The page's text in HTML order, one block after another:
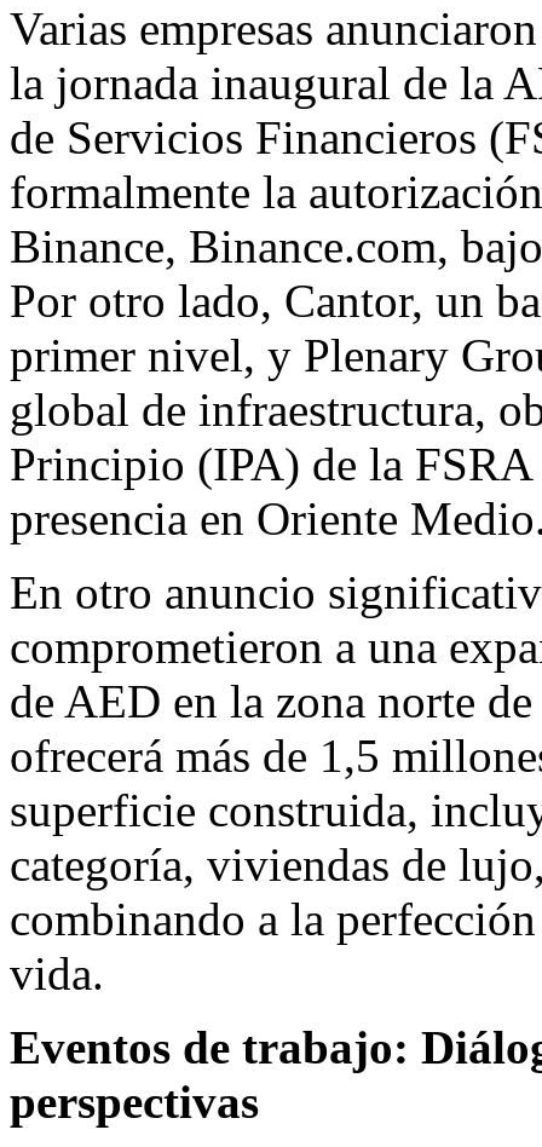
Varias empresas
la jornada inaugural de la
de Servicios Financieros
formalmente la
Binance, Binance.com,
Por otro lado, Cantor, un
primer nivel, y Plenary
global de infraestructura,
Principio (IPA) de la FSRA
presencia en Oriente Medio
En otro anuncio
comprometieron a una
de AED en la zona norte
ofrecerá más de 1,5
superficie construida,
categoría, viviendas de
combinando a la
vida.
Eventos de trabajo:
perspectivas